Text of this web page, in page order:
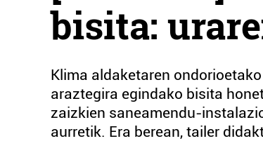
bisita:
Klima aldaketaren
araztegira egindako bisita
zaizkien saneamendu-
aurretik. Era berean, tailer